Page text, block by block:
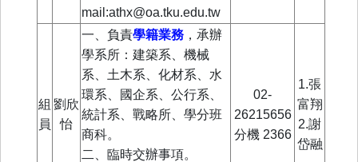
mail:athx@oa.tku.edu.tw
組
員
劉欣
怡
一、負責學籍業務 ， 承辦
學系所：建築系、機械
系、土木系、化材系、水
環系、國企系、公行系、
統計系、戰略所、學分班
商科。
二、臨時交辦事項。
02-
26215656
分機 2366
1.張
富翔
2.謝
岱融